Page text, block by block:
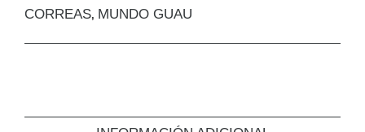
CORREAS, MUNDO GUAU